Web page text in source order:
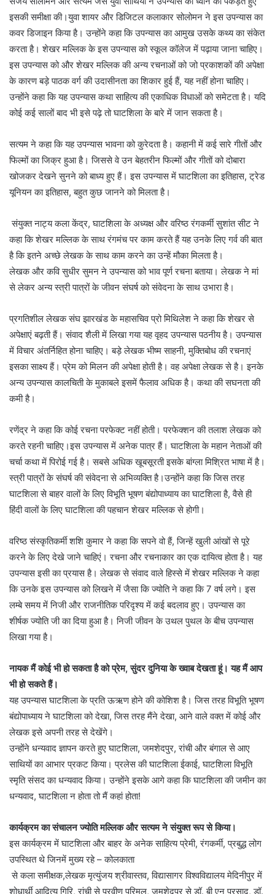
इसकी समीक्षा की।युवा शायर और डिजिटल कलाकार सोलोमन ने इस उपन्यास का
कवर डिजाइन किया है। उन्होंने कहा कि उपन्यास का आमुख उसके कथ्य का संकेत
करता है। शेखर मल्लिक के इस उपन्यास को स्कूल कॉलेज में पढ़ाया जाना चाहिए।
इस उपन्यास को और शेखर मल्लिक की अन्य रचनाओं को जो प्रकाशकों की अपेक्षा
के कारण बड़े पाठक वर्ग की उदासीनता का शिकार हुई हैं, यह नहीं होना चाहिए।
उन्होंने कहा कि यह उपन्यास कथा साहित्य की एकाधिक विधाओं को समेटता है। यदि
कोई कई सालों बाद भी इसे पढ़े तो घाटशिला के बारे में जान सकता है।
सत्यम ने कहा कि यह उपन्यास भावना को कुरेदता है। कहानी में कई सारे गीतों और
फिल्मों का जिक्र हुआ है। जिससे वे उन बेहतरीन फिल्मों और गीतों को दोबारा
खोजकर देखने सुनने को बाध्य हुए हैं। इस उपन्यास में घाटशिला का इतिहास, ट्रेड
यूनियन का इतिहास, बहुत कुछ जानने को मिलता है।
संयुक्त नाट्य कला केंद्र, घाटशिला के अध्यक्ष और वरिष्ठ रंगकर्मी सुशांत सीट ने
कहा कि शेखर मल्लिक के साथ रंगमंच पर काम करते हैं यह उनके लिए गर्व की बात
है कि इतने अच्छे लेखक के साथ काम करने का उन्हें मौका मिलता है।
लेखक और कवि सुधीर सुमन ने उपन्यास को भाव पूर्ण रचना बताया। लेखक ने मां
से लेकर अन्य स्त्री पात्रों के जीवन संघर्ष को संवेदना के साथ उभारा है।
प्रगतिशील लेखक संघ झारखंड के महासचिव प्रो मिथिलेश ने कहा कि शेखर से
अपेक्षाएं बढ़ती हैं। संवाद शैली में लिखा गया यह वृहद उपन्यास पठनीय है। उपन्यास
में विचार अंतर्निहित होना चाहिए। बड़े लेखक भीष्म साहनी, मुक्तिबोध की रचनाएं
इसका साक्ष्य हैं। प्रेम को मिलन की अपेक्षा होती है। वह अपेक्षा लेखक से है। इनके
अन्य उपन्यास कालचिती के मुकाबले इसमें फैलाव अधिक है। कथा की सघनता की
कमी है।
रणेंद्र ने कहा कि कोई रचना परफेक्ट नहीं होती। परफेक्शन की तलाश लेखक को
करते रहनी चाहिए।इस उपन्यास में अनेक पात्र हैं। घाटशिला के महान नेताओं की
चर्चा कथा में पिरोई गई है। सबसे अधिक खूबसूरती इसके बांग्ला मिश्रित भाषा में है।
स्त्री पात्रों के संघर्ष की संवेदना से अभिव्यक्ति है।उन्होंने कहा कि जिस तरह
घाटशिला से बाहर वालों के लिए विभूति भूषण बंद्योपाध्याय का घाटशिला है, वैसे ही
हिंदी वालों के लिए घाटशिला की पहचान शेखर मल्लिक से होगी।
वरिष्ठ संस्कृतिकर्मी शशि कुमार ने कहा कि सपने वो हैं, जिन्हें खुली आंखों से पूरे
करने के लिए देखे जाने चाहिएं। रचना और रचनाकार का एक दायित्व होता है। यह
उपन्यास इसी का प्रयास है। लेखक से संवाद वाले हिस्से में शेखर मल्लिक ने कहा
कि उनके इस उपन्यास को लिखने में जैसा कि ज्योति ने कहा कि 7 वर्ष लगे। इस
लम्बे समय में निजी और राजनीतिक परिदृश्य में कई बदलाव हुए। उपन्यास का
शीर्षक ज्योति जी का दिया हुआ है। निजी जीवन के उथल पुथल के बीच उपन्यास
लिखा गया है।
नायक मैं कोई भी हो सकता है को प्रेम, सुंदर दुनिया के ख्वाब देखता हूं। यह मैं आप
भी हो सकते हैं।
यह उपन्यास घाटशिला के प्रति ऊऋण होने की कोशिश है। जिस तरह विभूति भूषण
बंद्योपाध्याय ने घाटशिला को देखा, जिस तरह मैंने देखा, आने वाले वक्त में कोई और
लेखक इसे अपनी तरह से देखेंगे।
उन्होंने धन्यवाद ज्ञापन करते हुए घाटशिला, जमशेदपुर, रांची और बंगाल से आए
साथियों का आभार प्रकट किया। प्रलेस की घाटशिला ईकाई, घाटशिला विभूति
स्मृति संसद का धन्यवाद किया। उन्होंने इसके आगे कहा कि घाटशिला की जमीन का
धन्यवाद, घाटशिला न होता तो मैं कहां होता!
कार्यक्रम का संचालन ज्योति मल्लिक और सत्यम ने संयुक्त रूप से किया।
इस कार्यक्रम में घाटशिला और बाहर के अनेक साहित्य प्रेमी, रंगकर्मी, प्रबुद्ध लोग
उपस्थित थे जिनमें मुख्य रहे – कोलकाता
से कला समीक्षक,लेखक मृत्युंजय श्रीवास्तव, विद्यासागर विश्वविद्यालय मेदिनीपुर में
शोधार्थी आदित्य गिरि, रांची से प्रवीण परिमल, जमशेदपुर से डॉ. बी एन प्रसाद, डॉ.